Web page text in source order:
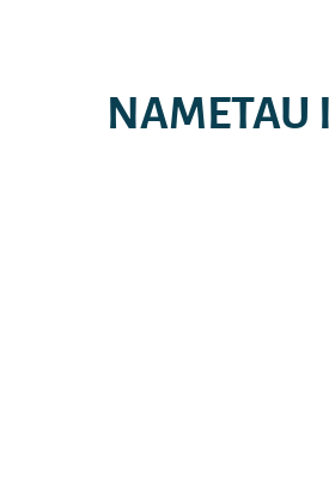
NAMETAU